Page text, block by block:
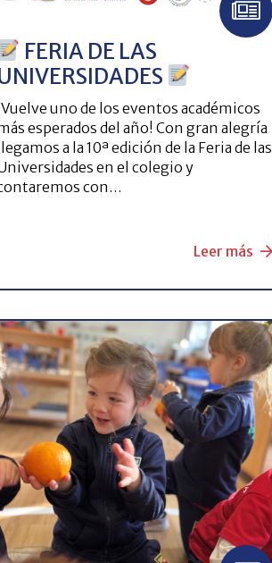
FERIA DE LAS
uno de los eventos académicos
esperados del año! Con gran alegría
a la 10ª edición de la Feria de las
en el colegio y
con…
Leer más